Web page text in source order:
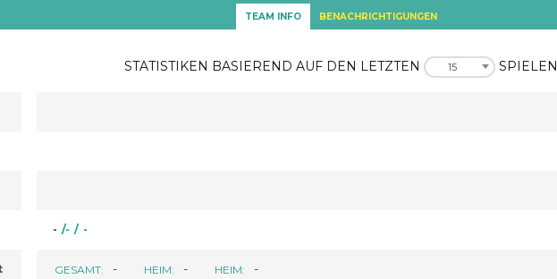
TEAM INFO BENACHRICHTIGUNGEN
STATISTIKEN BASIEREND AUF DEN LETZTEN 15 SPIELEN
- /- / -
GESAMT: - HEIM: - HEIM: -